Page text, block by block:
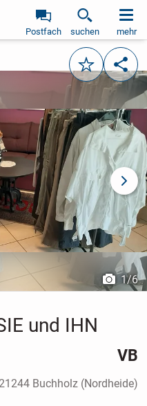
Postfach suchen mehr
Merken
1/6
und IHN
VB
21244 Buchholz (Nordheide)